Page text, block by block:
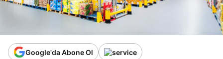
Google'da Abone Ol